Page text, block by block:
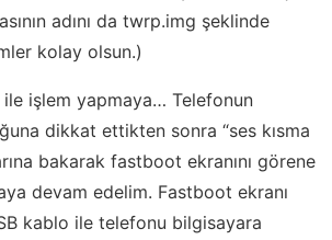
adını da twrp.img şeklinde
kolay olsun.)
ile işlem yapmaya… Telefonun
dikkat ettikten sonra “ses kısma
bakarak fastboot ekranını görene
devam edelim. Fastboot ekranı
kablo ile telefonu bilgisayara